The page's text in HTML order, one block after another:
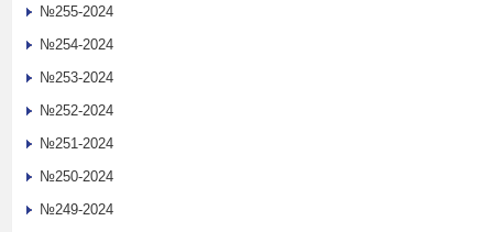
№255-2024
№254-2024
№253-2024
№252-2024
№251-2024
№250-2024
№249-2024